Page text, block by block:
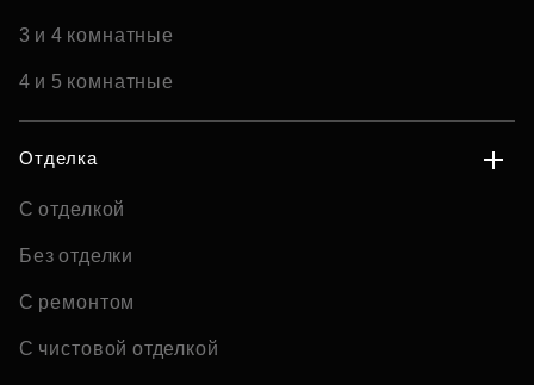
3 и 4 комнатные
4 и 5 комнатные
Отделка
С отделкой
Без отделки
С ремонтом
С чистовой отделкой